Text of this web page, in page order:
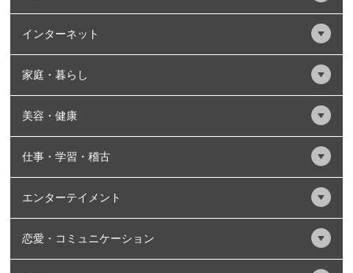
インターネット
家庭・暮らし
美容・健康
仕事・学習・稽古
エンターテイメント
恋愛・コミュニケーション